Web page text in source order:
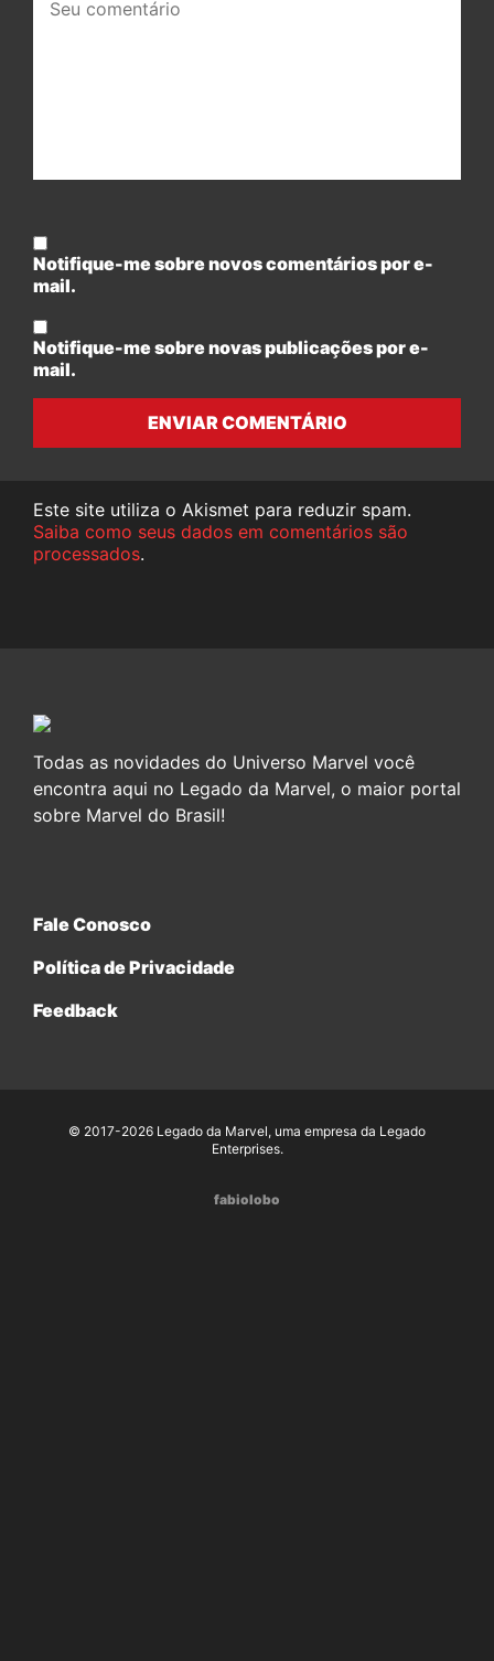
comentário:
Notifique-me sobre novos comentários por e-
mail.
Notifique-me sobre novas publicações por e-
mail.
ENVIAR COMENTÁRIO
Este site utiliza o Akismet para reduzir spam.
Saiba como seus dados em comentários são
processados.
Todas as novidades do Universo Marvel você
encontra aqui no Legado da Marvel, o maior portal
sobre Marvel do Brasil!
Fale Conosco
Política de Privacidade
Feedback
© 2017-2026 Legado da Marvel, uma empresa da Legado
Enterprises.
fabiolobo